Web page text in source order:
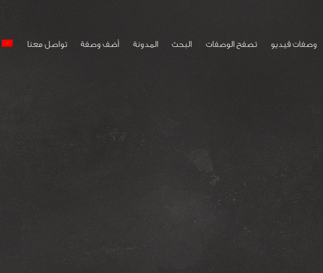
وصفات فيديو تصفح الوصفات البحث المدونة أضف وصفة تواصل معنا